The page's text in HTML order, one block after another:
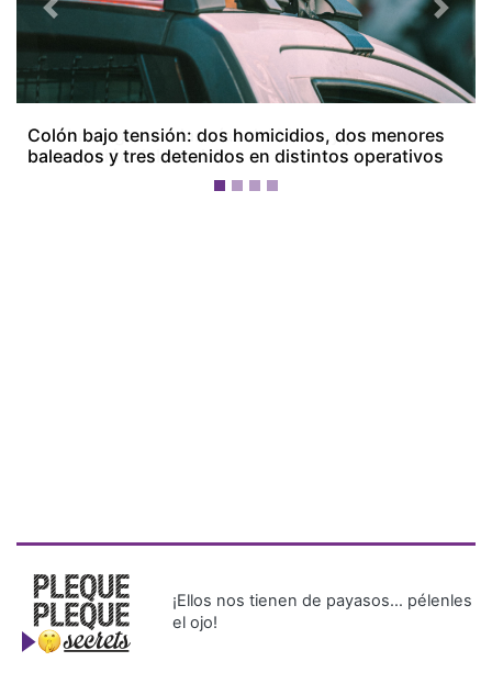
Colón bajo tensión: dos homicidios, dos menores
baleados y tres detenidos en distintos operativos
Previous Next
¡Ellos nos tienen de payasos… pélenles
el ojo!